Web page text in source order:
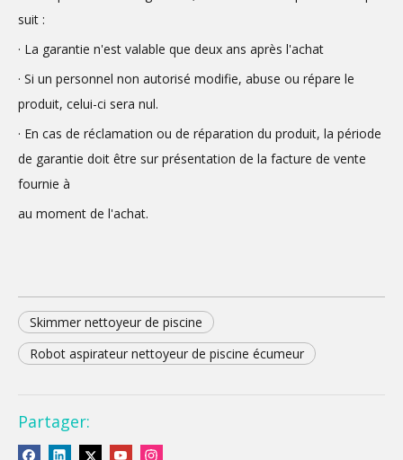
suit :
· La garantie n'est valable que deux ans après l'achat
· Si un personnel non autorisé modifie, abuse ou répare le
produit, celui-ci sera nul.
· En cas de réclamation ou de réparation du produit, la période
de garantie doit être sur présentation de la facture de vente
fournie à
au moment de l'achat.
Skimmer nettoyeur de piscine​
Robot aspirateur nettoyeur de piscine écumeur​
Partager: